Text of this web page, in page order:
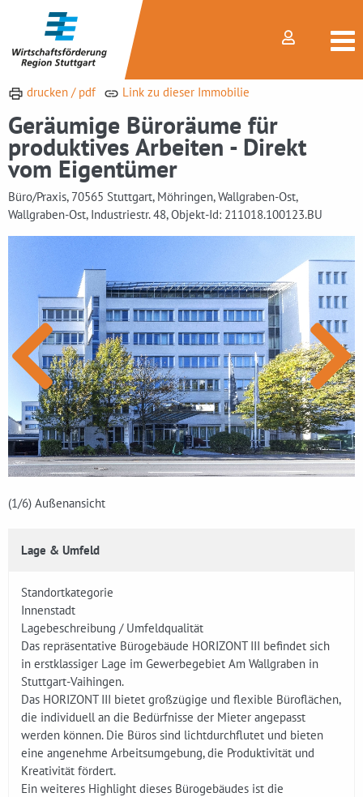
drucken / pdf Link zu dieser Immobilie
Geräumige Büroräume für
produktives Arbeiten - Direkt
vom Eigentümer
Büro/Praxis, 70565 Stuttgart, Möhringen, Wallgraben-Ost,
Wallgraben-Ost, Industriestr. 48, Objekt-Id: 211018.100123.BU
(1/6) Außenansicht
Lage & Umfeld
Standortkategorie
Innenstadt
Lagebeschreibung / Umfeldqualität
Das repräsentative Bürogebäude HORIZONT III befindet sich
in erstklassiger Lage im Gewerbegebiet Am Wallgraben in
Stuttgart-Vaihingen.
Das HORIZONT III bietet großzügige und flexible Büroflächen,
die individuell an die Bedürfnisse der Mieter angepasst
werden können. Die Büros sind lichtdurchflutet und bieten
eine angenehme Arbeitsumgebung, die Produktivität und
Kreativität fördert.
Ein weiteres Highlight dieses Bürogebäudes ist die